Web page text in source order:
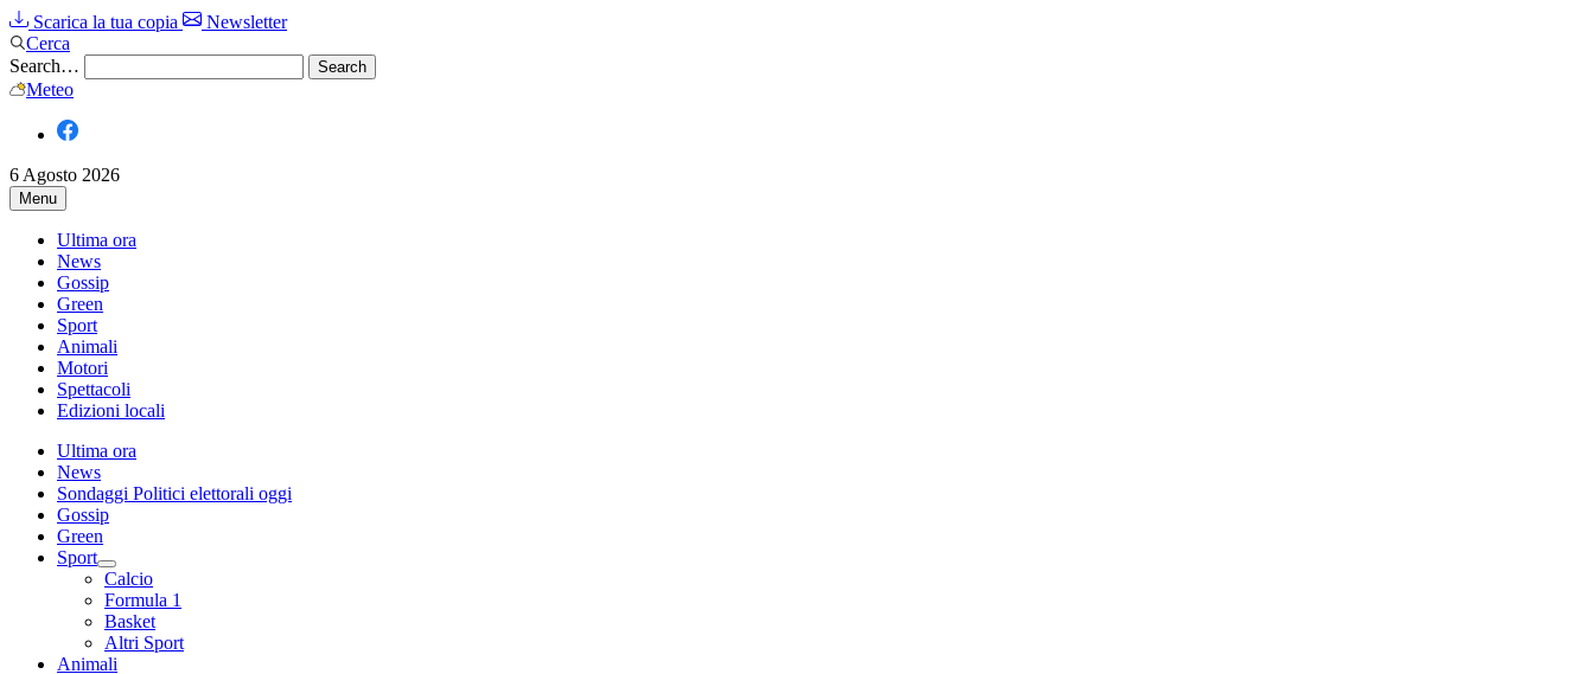
Scarica la tua copia
Newsletter
Cerca
Search…
Meteo
6 Agosto 2026
Menu
Ultima ora
News
Gossip
Green
Sport
Animali
Motori
Spettacoli
Edizioni locali
Ultima ora
News
Sondaggi Politici elettorali oggi
Gossip
Green
Sport
Calcio
Formula 1
Basket
Altri Sport
Animali